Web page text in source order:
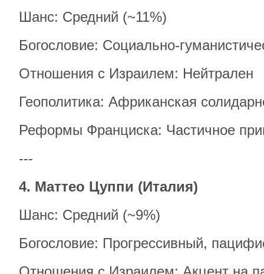
Шанс: Средний (~11%)
Богословие: Социально-
Отношения с Израилем: Нейтрален
Геополитика: Африканская
Реформы Франциска: Частичное
---
4. Маттео Цуппи (Италия)
Шанс: Средний (~9%)
Богословие: Прогрессивный,